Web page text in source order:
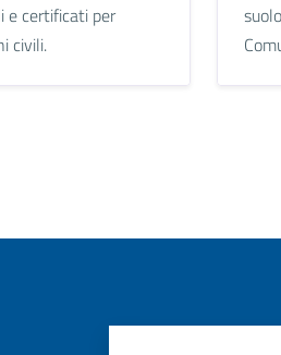
e certificati per
civili.